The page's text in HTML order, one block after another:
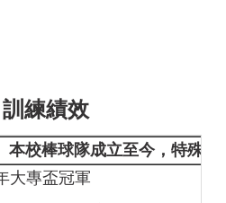
練績效
本校棒球隊成立至今，特殊優
大專盃冠軍